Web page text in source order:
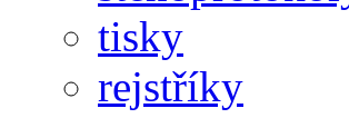
tisky
rejstříky